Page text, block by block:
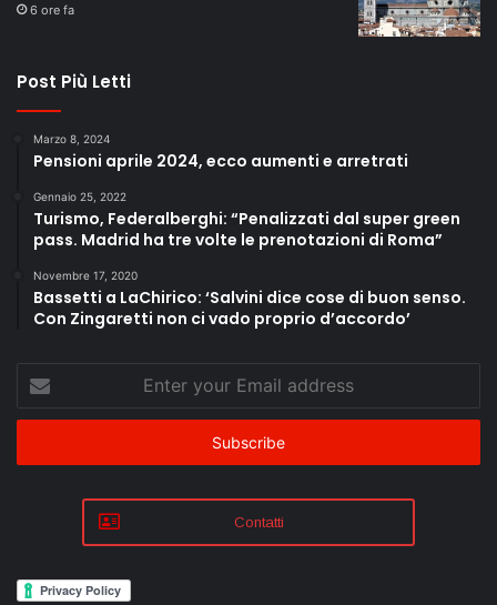
6 ore fa
Post Più Letti
Marzo 8, 2024
Pensioni aprile 2024, ecco aumenti e arretrati
Gennaio 25, 2022
Turismo, Federalberghi: “Penalizzati dal super green
pass. Madrid ha tre volte le prenotazioni di Roma”
Novembre 17, 2020
Bassetti a LaChirico: ‘Salvini dice cose di buon senso.
Con Zingaretti non ci vado proprio d’accordo’
your
Email
Contatti